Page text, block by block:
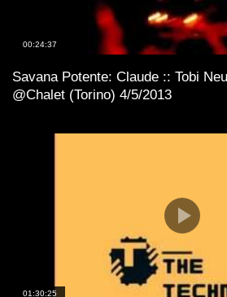
00:24:37
Savana Potente: Claude :: Tobi
@Chalet (Torino) 4/5/2013
01:30:25